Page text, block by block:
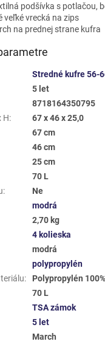
podšívka s potlačou,
veľké vrecká na zips
na prednej strane kufra
Stredné kufre 56-
5 let
8718164350795
H:
67 x 46 x 25,0
67 cm
46 cm
25 cm
70 L
:
Ne
modrá
2,70 kg
4 kolieska
modrá
polypropylén
:
Polypropylén 100%
70 L
TSA zámok
5 let
March